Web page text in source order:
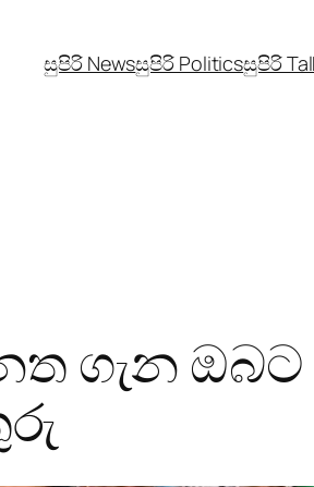
සුපිරි Newsසුපිරි Politicsසුපිරි
ගැන